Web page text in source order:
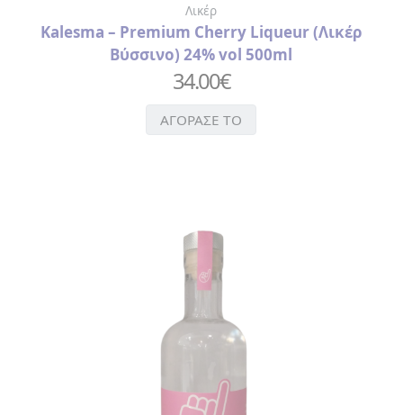
ΤΑΜΠΕΛΕΣ
Λικέρ
Kalesma – Premium Cherry Liqueur (Λικέρ
Βύσσινο) 24% vol 500ml
34.00€
ΑΓΟΡΑΣΕ ΤΟ